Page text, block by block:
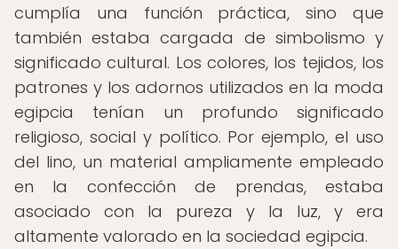
cumplía una función práctica, sino que
también estaba cargada de simbolismo y
significado cultural. Los colores, los tejidos, los
patrones y los adornos utilizados en la moda
egipcia tenían un profundo significado
religioso, social y político. Por ejemplo, el uso
del lino, un material ampliamente empleado
en la confección de prendas, estaba
asociado con la pureza y la luz, y era
altamente valorado en la sociedad egipcia.